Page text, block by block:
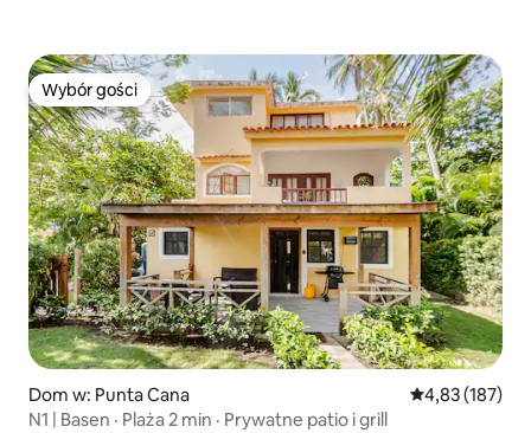
Wybór gości
Wybór gości
Dom w: Punta Cana Średnia
4,83 (187)
N1 | Basen · Plaża 2 min · Prywatne patio i grill